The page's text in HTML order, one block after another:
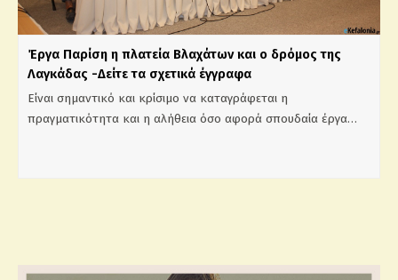
Έργα Παρίση η πλατεία Βλαχάτων και ο δρόμος της
Λαγκάδας -Δείτε τα σχετικά έγγραφα
Είναι σημαντικό και κρίσιμο να καταγράφεται η
πραγματικότητα και η αλήθεια όσο αφορά σπουδαία έργα…